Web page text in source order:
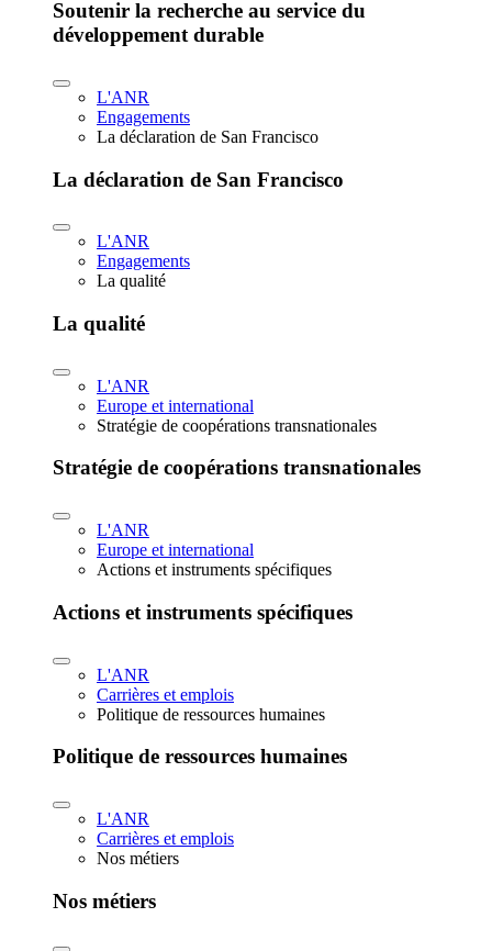
Soutenir la recherche au service du
développement durable
L'ANR
Engagements
La déclaration de San Francisco
La déclaration de San Francisco
L'ANR
Engagements
La qualité
La qualité
L'ANR
Europe et international
Stratégie de coopérations transnationales
Stratégie de coopérations transnationales
L'ANR
Europe et international
Actions et instruments spécifiques
Actions et instruments spécifiques
L'ANR
Carrières et emplois
Politique de ressources humaines
Politique de ressources humaines
L'ANR
Carrières et emplois
Nos métiers
Nos métiers